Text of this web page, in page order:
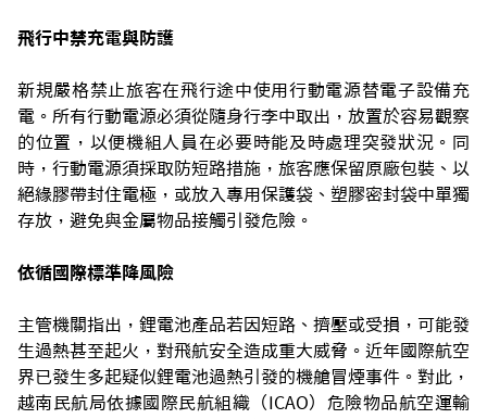
飛行中禁充電與防護
新規嚴格禁止旅客在飛行途中使用行動電源替電子設備充
電。所有行動電源必須從隨身行李中取出，放置於容易觀察
的位置，以便機組人員在必要時能及時處理突發狀況。同
時，行動電源須採取防短路措施，旅客應保留原廠包裝、以
絕緣膠帶封住電極，或放入專用保護袋、塑膠密封袋中單獨
存放，避免與金屬物品接觸引發危險。
依循國際標準降風險
主管機關指出，鋰電池產品若因短路、擠壓或受損，可能發
生過熱甚至起火，對飛航安全造成重大威脅。近年國際航空
界已發生多起疑似鋰電池過熱引發的機艙冒煙事件。對此，
越南民航局依據國際民航組織（ICAO）危險物品航空運輸